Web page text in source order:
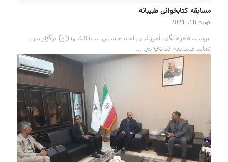
مسابقه کتابخوانی طبیبانه
فوریه 18, 2021
موسسه فرهنگی آموزشی امام حسین سیدالشهدا(ع) برگزار می
نماید مسابقه کتابخوانی …